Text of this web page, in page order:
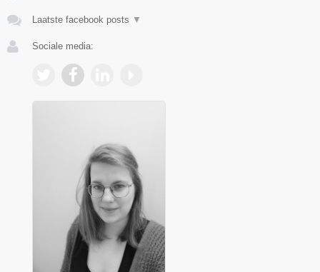
Laatste facebook posts ▼
Sociale media: